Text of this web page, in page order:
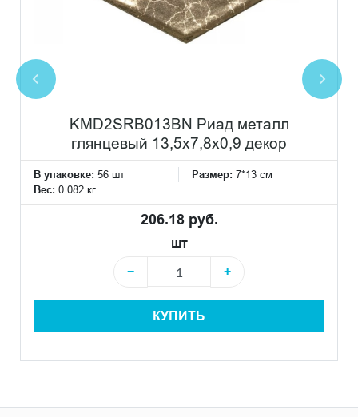
KMD2SRB013BN Риад металл
глянцевый 13,5x7,8x0,9 декор
В упаковке: 56 шт Размер: 7*13 см
Вес: 0.082 кг
206.18 руб.
шт
−
+
КУПИТЬ